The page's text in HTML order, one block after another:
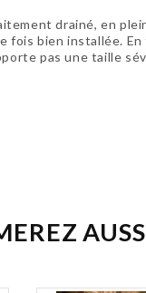
drainé, en
bien installée.
pas une taille